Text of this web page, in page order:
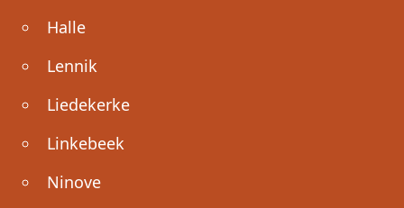
Halle
Lennik
Liedekerke
Linkebeek
Ninove